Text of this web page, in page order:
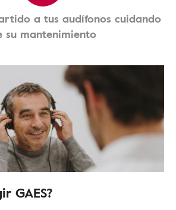
a tus audífonos cuidando
su mantenimiento
GAES?